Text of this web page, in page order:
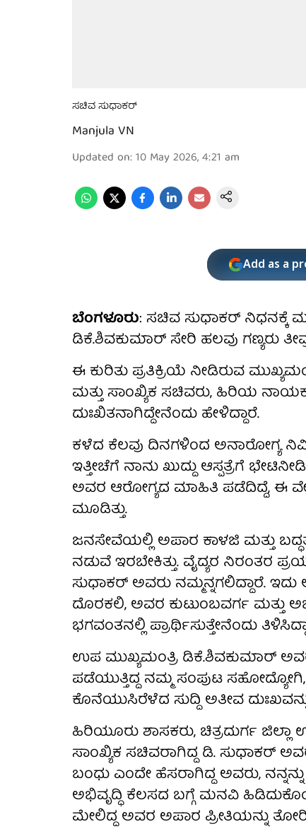
ಸಚಿವ ಸುಧಾಕರ್
Manjula VN
Updated on:10 May 2026, 4:21 am
Add as a
ಬೆಂಗಳೂರು: ಸಚಿವ ಸುಧಾಕರ್ ನಿಧನಕ್ಕೆ
ಡಿಕೆ.ಶಿವಕುಮಾರ್ ಸೇರಿ ಹಲವು ಗಣ್ಯರು
ಈ ಕುರಿತು ಪ್ರತಿಕ್ರಿಯೆ ನೀಡಿರುವ
ಮತ್ತು ಸಾಂಖ್ಯಿಕ ಸಚಿವರು, ಹಿರಿಯ
ದುಃಖಿತನಾಗಿದ್ದೇನೆಂದು ಹೇಳಿದ್ದಾರೆ.
ಕಳೆದ ಕೆಲವು ದಿನಗಳಿಂದ ಅನಾರೋಗ್ಯ
ಇತ್ತೀಚೆಗೆ ನಾನು ಖುದ್ದು ಆಸ್ಪತ್ರೆಗೆ
ಅವರ ಆರೋಗ್ಯದ ಮಾಹಿತಿ ಪಡೆದಿದ್ದೆ, ಈ
ಮೂಡಿತ್ತು.
ಜನಸೇವೆಯಲ್ಲಿ‌ ಅಪಾರ ಕಾಳಜಿ ಮತ್ತು
ನಡುವೆ ಇರಬೇಕಿತ್ತು. ವೈದ್ಯರ ನಿರಂತರ
ಸುಧಾಕರ್ ಅವರು ನಮ್ಮನ್ನಗಲಿದ್ದಾರೆ.
ದೊರಕಲಿ, ಅವರ ಕುಟುಂಬವರ್ಗ ಮತ್ತು
ಭಗವಂತನಲ್ಲಿ ಪ್ರಾರ್ಥಿಸುತ್ತೇನೆಂದು
ಉಪ ಮುಖ್ಯಮಂತ್ರಿ ಡಿಕೆ.ಶಿವಕುಮಾರ್
ಪಡೆಯುತ್ತಿದ್ದ ನಮ್ಮ ಸಂಪುಟ
ಕೊನೆಯುಸಿರೆಳೆದ ಸುದ್ದಿ ಅತೀವ
ಹಿರಿಯೂರು ಶಾಸಕರು, ಚಿತ್ರದುರ್ಗ
ಸಾಂಖ್ಯಿಕ ಸಚಿವರಾಗಿದ್ದ ಡಿ. ಸುಧಾಕರ್
ಬಂಧು ಎಂದೇ ಹೆಸರಾಗಿದ್ದ ಅವರು,
ಅಭಿವೃದ್ಧಿ ಕೆಲಸದ ಬಗ್ಗೆ ಮನವಿ
ಮೇಲಿದ್ದ ಅವರ ಅಪಾರ ಪ್ರೀತಿಯನ್ನು